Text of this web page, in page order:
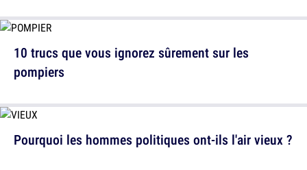
10 trucs que vous ignorez sûrement sur les
pompiers
Pourquoi les hommes politiques ont-ils l'air vieux ?